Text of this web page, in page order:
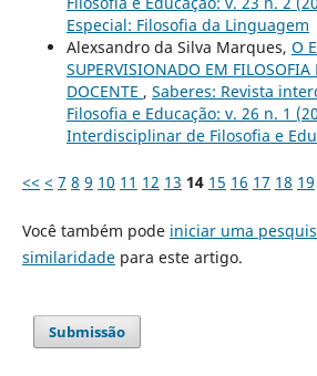
Especial: Filosofia da Linguagem
Alexsandro da Silva Marques, O
SUPERVISIONADO EM
DOCENTE , Saberes: Revista
Filosofia e Educação: v. 26 n. 1
Interdisciplinar de Filosofia e
<< < 7 8 9 10 11 12 13 14 15 16 17 18 19
Você também pode iniciar uma
similaridadepara este artigo.
Submissão